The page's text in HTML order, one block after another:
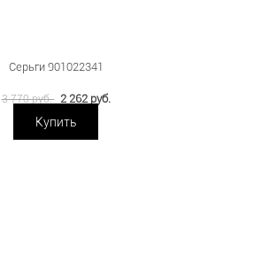
Серьги 901022341
3 770 руб. 2 262 руб.
Купить